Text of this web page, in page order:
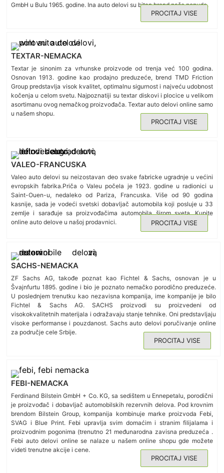
GmbH u Bulu 1965. godine. Ina auto delovi su bitan brend naše ponude.
PROCITAJ VISE
TEXTAR-NEMACKA
Textar je sinonim za vrhunske proizvode od trenja već 100 godina.
Osnovan 1913. godine kao prodajno preduzeće, brend TMD Friction
Group predstavlja visok kvalitet, optimalnu sigurnost i najveću udobnost
kočenja u celom svetu. Najpoznatiji su textar diskovi i plocice u velikom
asortimanu ovog nemačkog proizvođača. Textar auto delovi online samo
u našem shopu.
PROCITAJ VISE
VALEO-FRANCUSKA
Valeo auto delovi su neizostavan deo svake fabricke ugradnje u većini
evropskih fabrika.Priča o Valeu počela je 1923. godine u radionici u
Saint-Ouen-u, nedaleko od Pariza, Francuska. Više od 90 godina
kasnije, sada je vodeći svetski dobavljač automobila koji posluje u 33
zemlje i sarađuje sa proizvođačima automobila širom sveta. Kupite
online auto delove u našoj prodavnici.
PROCITAJ VISE
SACHS-NEMACKA
ZF Sachs AG, takođe poznat kao Fichtel & Sachs, osnovan je u
Švajnfurtu 1895. godine i bio je poznato nemačko porodično preduzeće.
U poslednjem trenutku kao nezavisna kompanija, ime kompanije je bilo
Fichtel & Sachs AG. SACHS proizvodi su proizvedeni od
visokokvalitetnih materijala i odražavaju stanje tehnike. Oni predstavljaju
visoke performanse i pouzdanost. Sachs auto delovi poručivanje online
za područje cele Srbije.
PROCITAJ VISE
FEBI-NEMACKA
Ferdinand Bilstein GmbH + Co. KG, sa sedištem u Ennepetalu, porodični
je proizvođač i dobavljač automobilskih rezervnih delova. Pod krovnim
brendom Bilstein Group, kompanija kombinuje marke proizvoda Febi,
SVAG i Blue Print. Febi upravlja svim domaćim i stranim filijalama i
proizvodnim pogonima (trenutno 21 međunarodna zavisna preduzeća .
Febi auto delovi online se nalaze u našem online shopu gde možete
videti trenutne akcije i cene.
PROCITAJ VISE